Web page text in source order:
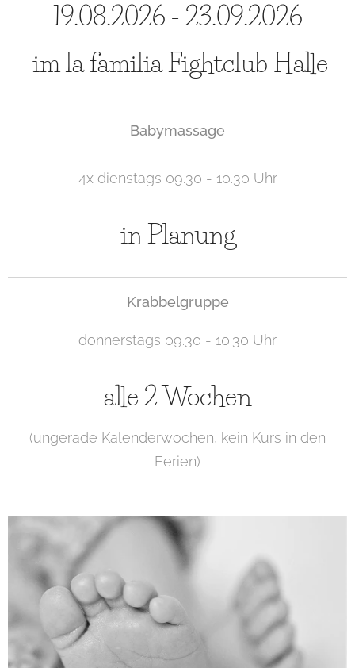
19.08.2026 - 23.09.2026
im la familia Fightclub Halle
Babymassage
4x dienstags 09.30 - 10.30 Uhr
in Planung
Krabbelgruppe
donnerstags 09.30 - 10.30 Uhr
alle 2 Wochen
(ungerade Kalenderwochen, kein Kurs in den
Ferien)